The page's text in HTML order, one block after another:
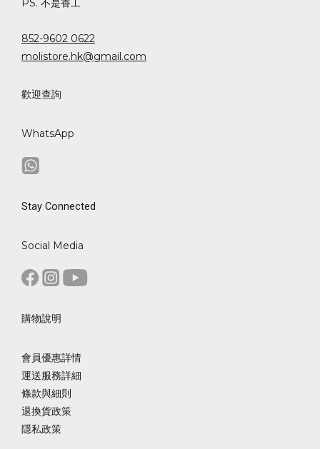
PS. 不是香工
852-9602 0622
molistore.hk@gmail.com
歡迎查詢
WhatsApp
Stay Connected
Social Media
購物說明
會員優惠詳情
運送服務詳細
條款與細則
退換貨政策
隱私政策